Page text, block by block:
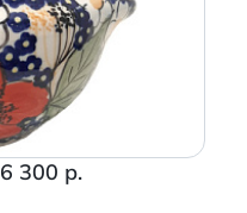
6 300 р.